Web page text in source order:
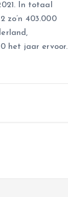
In totaal
zo’n 403.000
het jaar ervoor.